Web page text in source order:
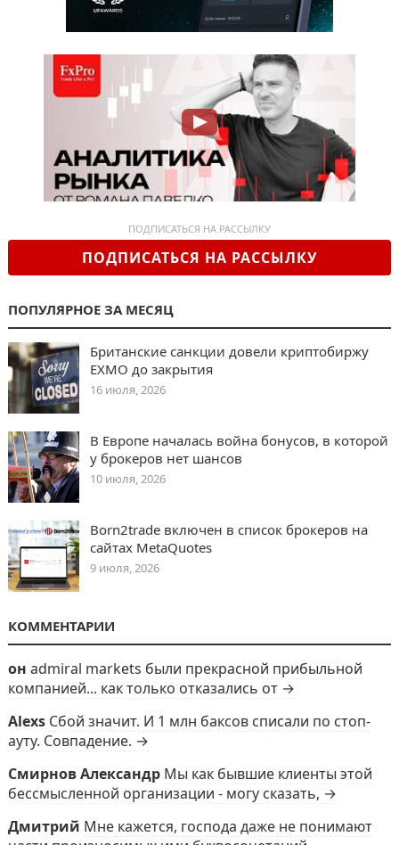
ПОДПИСАТЬСЯ НА РАССЫЛКУ
ПОДПИСАТЬСЯ НА РАССЫЛКУ
ПОПУЛЯРНОЕ ЗА МЕСЯЦ
Британские санкции довели криптобиржу
EXMO до закрытия
16 июля, 2026
В Европе началась война бонусов, в которой
у брокеров нет шансов
10 июля, 2026
Born2trade включен в список брокеров на
сайтах MetaQuotes
9 июля, 2026
КОММЕНТАРИИ
он admiral markets были прекрасной прибыльной
компанией... как только отказались от →
Alexs Сбой значит. И 1 млн баксов списали по стоп-
ауту. Совпадение. →
Смирнов Александр Мы как бывшие клиенты этой
бессмысленной организации - могу сказать, →
Дмитрий Мне кажется, господа даже не понимают